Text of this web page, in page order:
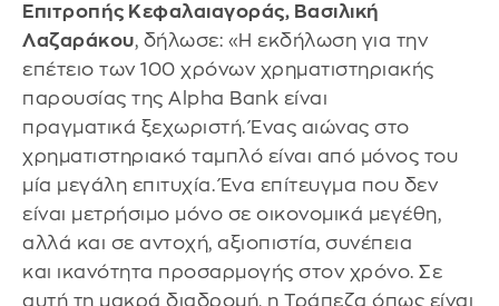
Επιτροπής Κεφαλαιαγοράς, Βασιλική
Λαζαράκου, δήλωσε: «H εκδήλωση για την
επέτειο των 100 χρόνων χρηματιστηριακής
παρουσίας της Alpha Bank είναι
πραγματικά ξεχωριστή. Ένας αιώνας στο
χρηματιστηριακό ταμπλό είναι από μόνος του
μία μεγάλη επιτυχία. Ένα επίτευγμα που δεν
είναι μετρήσιμο μόνο σε οικονομικά μεγέθη,
αλλά και σε αντοχή, αξιοπιστία, συνέπεια
και ικανότητα προσαρμογής στον χρόνο. Σε
αυτή τη μακρά διαδρομή, η Τράπεζα όπως είναι